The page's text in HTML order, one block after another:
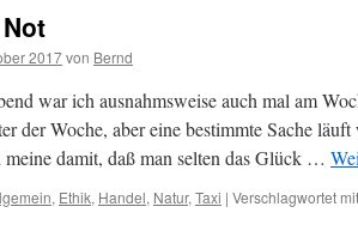
2017von Bernd
war ich ausnahmsweise auch mal am
der Woche, aber eine bestimmte Sache
damit, daß man selten das Glück …
, Ethik, Handel, Natur, Taxi | Verschlagwortet mit